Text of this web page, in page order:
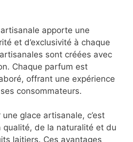
apporte une
et d’exclusivité à chaque
sont créées avec
Chaque parfum est
offrant une expérience
consommateurs.
glace artisanale, c’est
qualité, de la naturalité et du
laitiers. Ces avantages